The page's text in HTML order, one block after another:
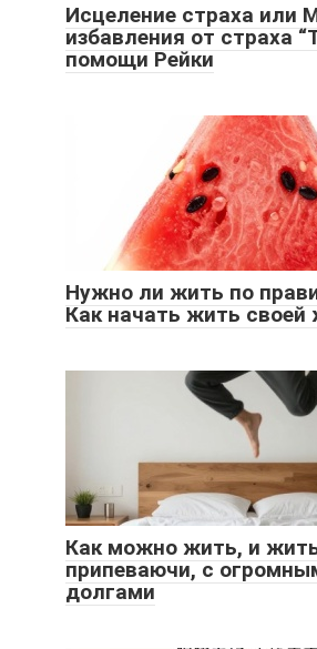
Исцеление страха или
избавления от страха
помощи Рейки
Нужно ли жить по
Как начать жить своей
Как можно жить, и
припеваючи, с
долгами